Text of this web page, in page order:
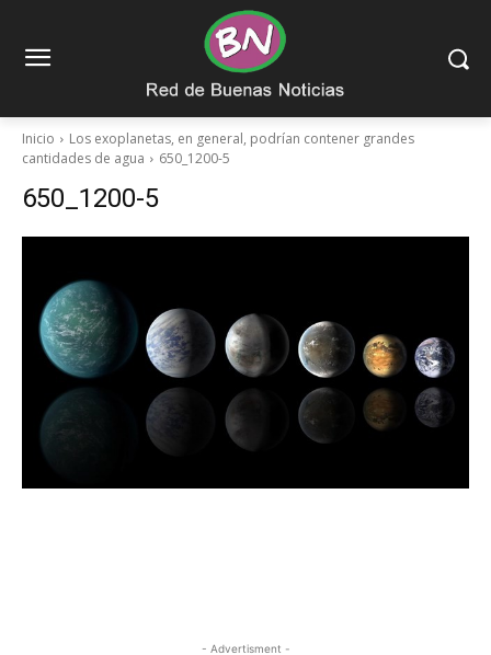
Inicio
Los exoplanetas, en general, podrían contener grandes
cantidades de agua
650_1200-5
650_1200-5
- Advertisment -